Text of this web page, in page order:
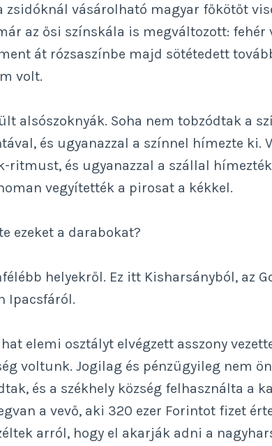
zsidóknál vásárolható magyar főkötőt
az ősi színskála is megváltozott: fehér
át rózsaszínbe majd sötétedett
volt.
alsószoknyák. Soha nem tobzódtak a
és ugyanazzal a színnel hímezte ki.
ritmust, és ugyanazzal a szállal
vegyítették a pirosat a kékkel.
ezeket a darabokat?
helyekről. Ez itt Kisharsányból, az
Ipacsfáról.
elemi osztályt elvégzett asszony
voltunk. Jogilag és pénzügyileg nem
és a székhely község felhasználta a
a vevő, aki 320 ezer Forintot fizet
arról, hogy el akarják adni a